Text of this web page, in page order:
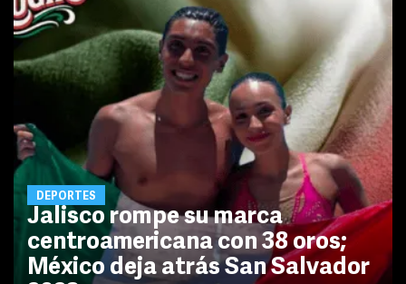
DEPORTES
Jalisco rompe su marca
centroamericana con 38 oros;
México deja atrás San Salvador